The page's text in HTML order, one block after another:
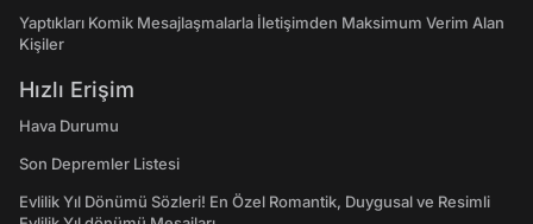
Yaptıkları Komik Mesajlaşmalarla İletişimden Maksimum Verim Alan
Kişiler
Hızlı Erişim
Hava Durumu
Son Depremler Listesi
Evlilik Yıl Dönümü Sözleri! En Özel Romantik, Duygusal ve Resimli